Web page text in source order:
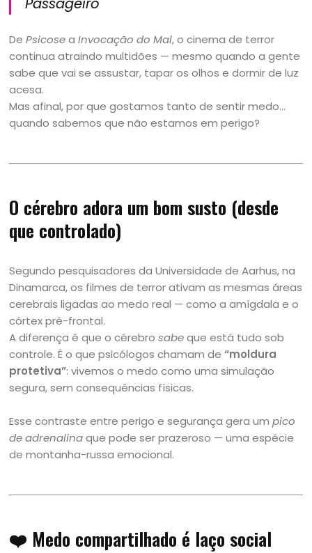
Passageiro
DePsicoseaInvocação do Mal, o cinema de terror
continua atraindo multidões — mesmo quando a gente
sabe que vai se assustar, tapar os olhos e dormir de luz
acesa.
Mas afinal, por que gostamos tanto de sentir medo…
quando sabemos que não estamos em perigo?
O cérebro adora um bom susto (desde
que controlado)
Segundo pesquisadores da Universidade de Aarhus, na
Dinamarca, os filmes de terror ativam as mesmas áreas
cerebrais ligadas ao medo real — como a amígdala e o
córtex pré-frontal.
A diferença é que o cérebrosabeque está tudo sob
controle. É o que psicólogos chamam de“moldura
protetiva”: vivemos o medo como uma simulação
segura, sem consequências físicas.
Esse contraste entre perigo e segurança gera umpico
de adrenalinaque pode ser prazeroso — uma espécie
de montanha-russa emocional.
❤️ Medo compartilhado é laço social